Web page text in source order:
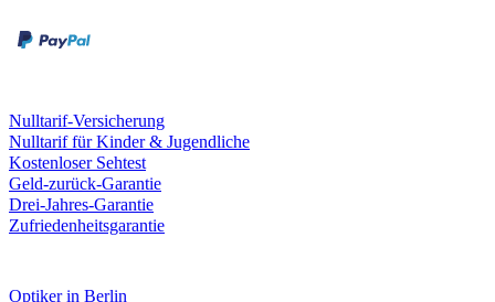
Nulltarif-Versicherung
Nulltarif für Kinder & Jugendliche
Kostenloser Sehtest
Geld-zurück-Garantie
Drei-Jahres-Garantie
Zufriedenheitsgarantie
Optiker in Berlin